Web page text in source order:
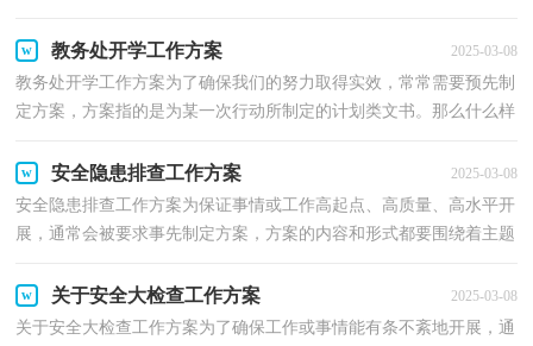
教务处开学工作方案 2025-03-08
教务处开学工作方案为了确保我们的努力取得实效，常常需要预先制
定方案，方案指的是为某一次行动所制定的计划类文书。那么什么样
安全隐患排查工作方案 2025-03-08
安全隐患排查工作方案为保证事情或工作高起点、高质量、高水平开
展，通常会被要求事先制定方案，方案的内容和形式都要围绕着主题
关于安全大检查工作方案 2025-03-08
关于安全大检查工作方案为了确保工作或事情能有条不紊地开展，通